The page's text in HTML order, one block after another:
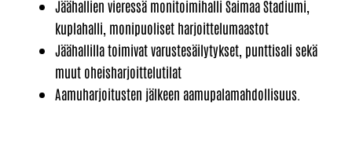
Jäähallien vieressä monitoimihalli Saimaa Stadiumi,
kuplahalli, monipuoliset harjoittelumaastot
Jäähallilla toimivat varustesäilytykset, punttisali sekä
muut oheisharjoittelutilat
Aamuharjoitusten jälkeen aamupalamahdollisuus.